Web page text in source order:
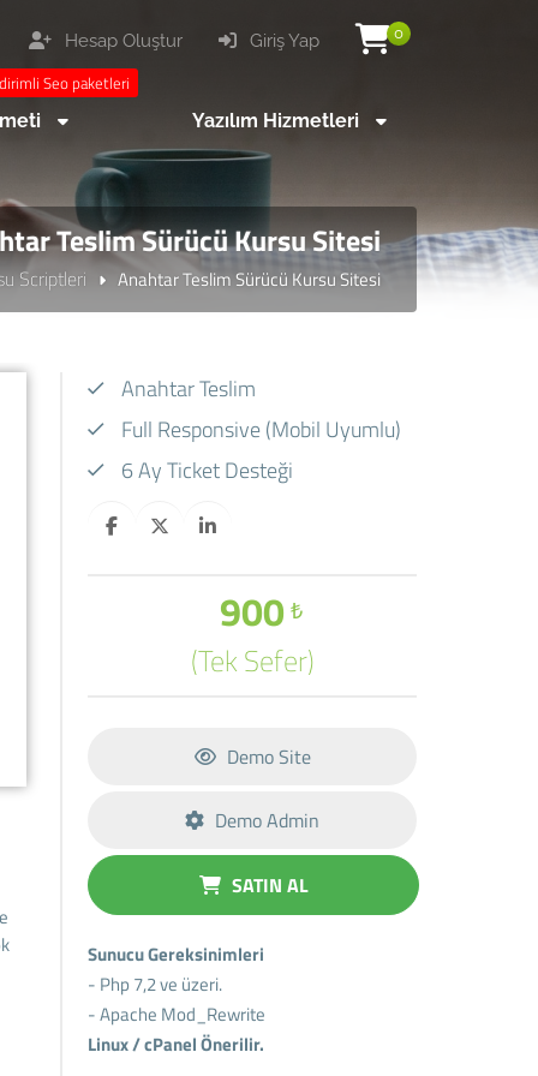
0
Giriş Yap
Hesap Oluştur
Seo paketleri
Yazılım Hizmetleri
Teslim Sürücü Kursu Sitesi
Scriptleri Anahtar Teslim Sürücü Kursu Sitesi
Anahtar Teslim
Full Responsive (Mobil Uyumlu)
6 Ay Ticket Desteği
₺
900
(Tek Sefer)
Demo Site
Demo Admin
SATIN AL
Sunucu Gereksinimleri
- Php 7,2 ve üzeri.
- Apache Mod_Rewrite
Linux / cPanel Önerilir.